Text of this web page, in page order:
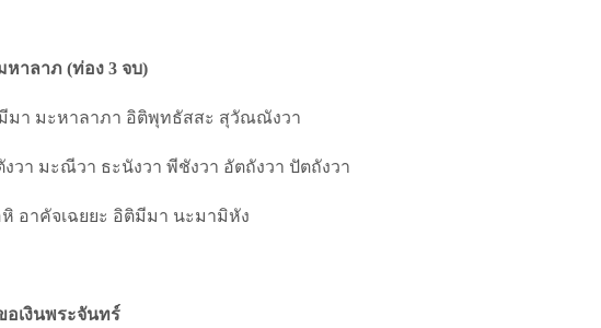
หาลาภ (ท่อง 3 จบ)
มา มะหาลาภา อิติพุทธัสสะ สุวัณณังวา
งวา มะณีวา ธะนังวา พีชังวา อัตถังวา ปัตถังวา
หิ อาคัจเฉยยะ อิติมีมา นะมามิหัง
อเงินพระจันทร์